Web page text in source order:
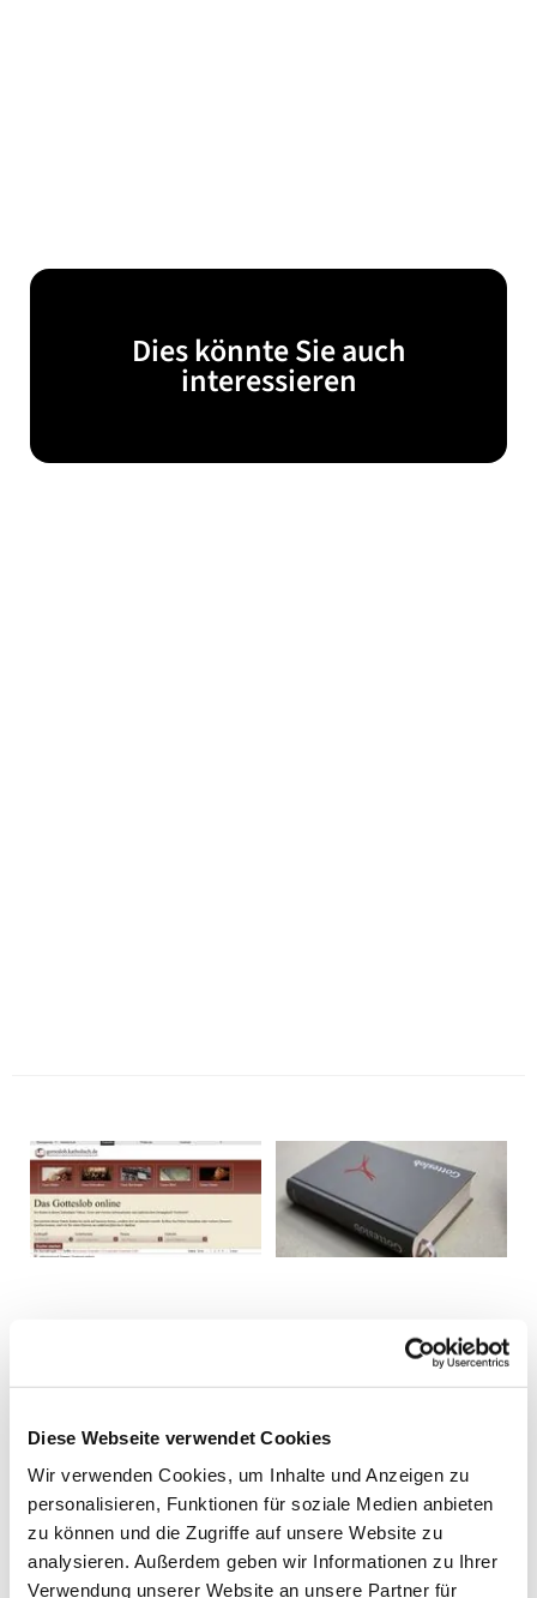
Diese Webseite verwendet Cookies
Wir verwenden Cookies, um Inhalte und Anzeigen zu
personalisieren, Funktionen für soziale Medien anbieten
zu können und die Zugriffe auf unsere Website zu
analysieren. Außerdem geben wir Informationen zu Ihrer
Verwendung unserer Website an unsere Partner für
Dies könnte Sie auch
interessieren